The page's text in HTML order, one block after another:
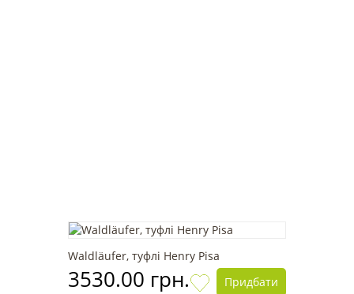
Waldläufer, туфлі Henry Pisa
3530.00 грн. Придбати